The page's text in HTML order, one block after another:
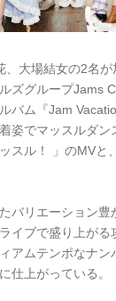
、大場結女の2名
ズグループJams
バム『Jam
姿でマッスルダン
スル！ 」のMVと
バリエーション
イブで盛り上がる
アムテンポなナン
仕上がっている。